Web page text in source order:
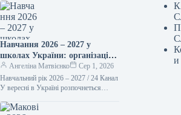
Навчання 2026 – 2027 у
школах України: організація
освітнього процесу
Ангеліна Матвієнко
Сер 1, 2026
Навчальний рік 2026 – 2027 / 24 Канал
У вересні в Україні розпочнеться
освіти і науки…
и